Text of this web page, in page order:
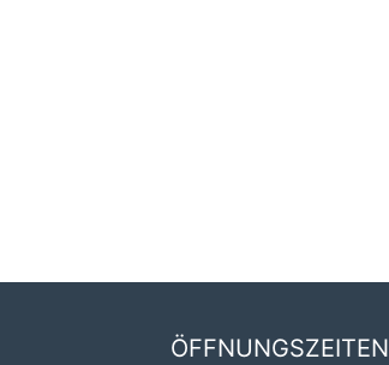
ÖFFNUNGSZEITEN